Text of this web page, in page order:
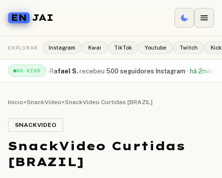
EN JAI
EXPLORAR Instagram Kwai TikTok Youtube Twitch Kick
AO VIVO
·há 1minRafael S. recebeu 500 seguidores Instagram ·há 2min
Início>SnackVideo>SnackVideo Curtidas [BRAZIL]
SNACKVIDEO
SnackVideo Curtidas
[BRAZIL]